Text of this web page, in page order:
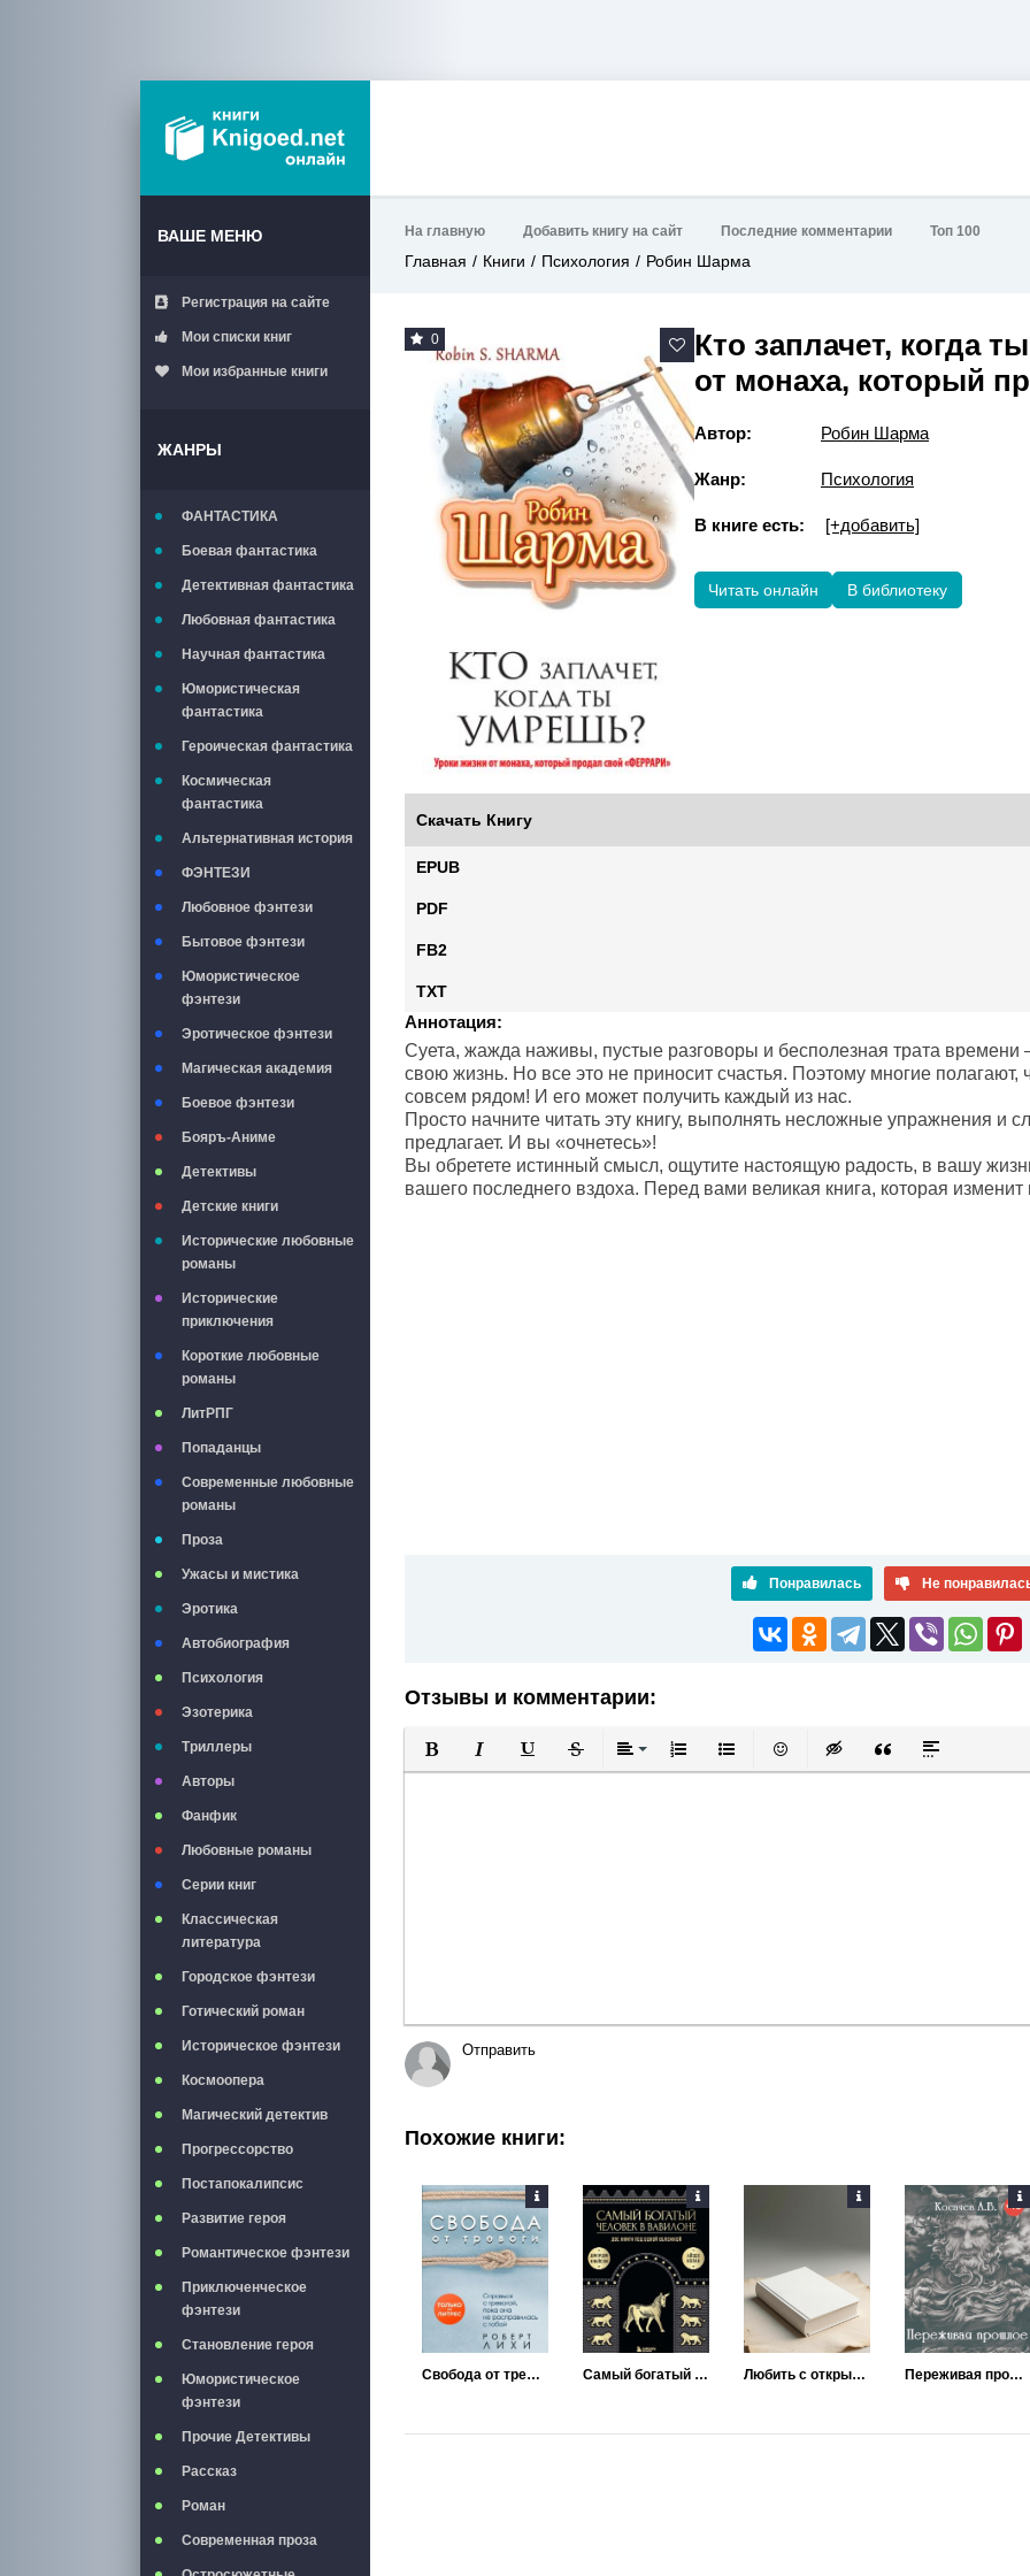
ВАШЕ МЕНЮ
Регистрация на сайте
Мои списки книг
Мои избранные книги
ЖАНРЫ
ФАНТАСТИКА
Боевая фантастика
Детективная фантастика
Любовная фантастика
Научная фантастика
Юмористическая
фантастика
Героическая фантастика
Космическая
фантастика
Альтернативная история
ФЭНТЕЗИ
Любовное фэнтези
Бытовое фэнтези
Юмористическое
фэнтези
Эротическое фэнтези
Магическая академия
Боевое фэнтези
Бояръ-Аниме
Детективы
Детские книги
Исторические любовные
романы
Исторические
приключения
Короткие любовные
романы
ЛитРПГ
Попаданцы
Современные любовные
романы
Проза
Ужасы и мистика
Эротика
Автобиография
Психология
Эзотерика
Триллеры
Авторы
Фанфик
Любовные романы
Серии книг
Классическая
литература
Городское фэнтези
Готический роман
Историческое фэнтези
Космоопера
Магический детектив
Прогрессорство
Постапокалипсис
Развитие героя
Романтическое фэнтези
Приключенческое
фэнтези
Становление героя
Юмористическое
фэнтези
Прочие Детективы
Рассказ
Роман
Современная проза
На главную Добавить книгу на сайт Последние комментарии Топ 100
Главная Книги Психология Робин Шарма
0
Кто заплачет, когда
от монаха, который
Автор: Робин Шарма
Жанр: Психология
В книге есть: [+добавить]
Читать онлайн В библиотеку
Скачать Книгу
EPUB
PDF
FB2
TXT
Аннотация:
Суета, жажда наживы, пустые разговоры и бесполезная трата времени
свою жизнь. Но все это не приносит счастья. Поэтому многие полагают,
совсем рядом! И его может получить каждый из нас.
Просто начните читать эту книгу, выполнять несложные упражнения и
предлагает. И вы «очнетесь»!
Вы обретете истинный смысл, ощутите настоящую радость, в вашу
вашего последнего вздоха. Перед вами великая книга, которая изменит
Понравилась Не
Отзывы и комментарии:
Полужирный
КурсивПодчеркнутый
ЗачеркнутыйВыравнивание
Нумерованный список
Маркированный список
Вставить смайлик
Вставка скрытого текста
Вставка цитаты
Вставка
Отправить
Похожие книги:
Свобода от тревоги. Справься с тревогой, пока она не расправилась с тобой Самый богатый человек в Вавилоне Любить с открытыми глазами Переживая прошлое